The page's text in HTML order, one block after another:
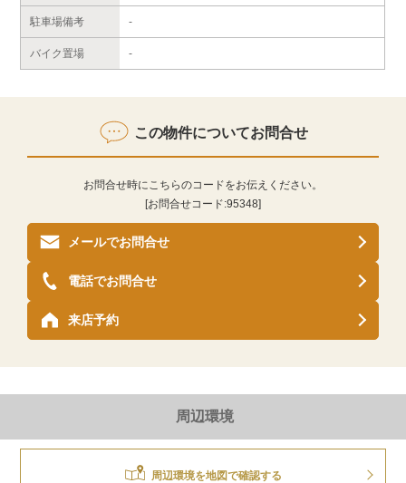
駐車場備考 -
バイク置場 -
この物件についてお問合せ
お問合せ時にこちらのコードをお伝えください。
[お問合せコード:95348]
メールでお問合せ
来店予約
電話でお問合せ
周辺環境
周辺環境を地図で確認する